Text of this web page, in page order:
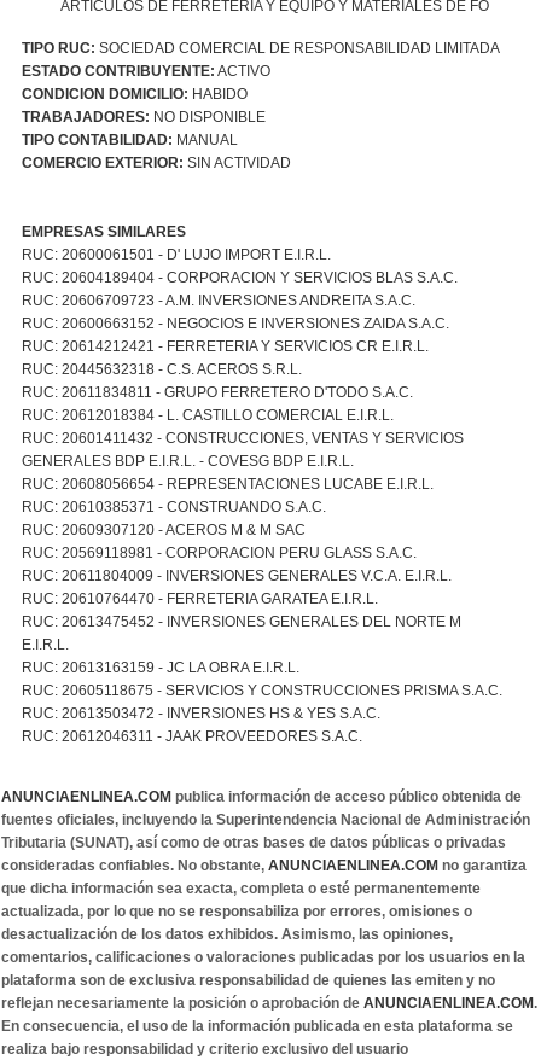
ARTICULOS DE FERRETERIA Y EQUIPO Y MATERIALES DE FO
TIPO RUC: SOCIEDAD COMERCIAL DE RESPONSABILIDAD LIMITADA
ESTADO CONTRIBUYENTE: ACTIVO
CONDICION DOMICILIO: HABIDO
TRABAJADORES: NO DISPONIBLE
TIPO CONTABILIDAD: MANUAL
COMERCIO EXTERIOR: SIN ACTIVIDAD
EMPRESAS SIMILARES
RUC: 20600061501 - D' LUJO IMPORT E.I.R.L.
RUC: 20604189404 - CORPORACION Y SERVICIOS BLAS S.A.C.
RUC: 20606709723 - A.M. INVERSIONES ANDREITA S.A.C.
RUC: 20600663152 - NEGOCIOS E INVERSIONES ZAIDA S.A.C.
RUC: 20614212421 - FERRETERIA Y SERVICIOS CR E.I.R.L.
RUC: 20445632318 - C.S. ACEROS S.R.L.
RUC: 20611834811 - GRUPO FERRETERO D'TODO S.A.C.
RUC: 20612018384 - L. CASTILLO COMERCIAL E.I.R.L.
RUC: 20601411432 - CONSTRUCCIONES, VENTAS Y SERVICIOS
GENERALES BDP E.I.R.L. - COVESG BDP E.I.R.L.
RUC: 20608056654 - REPRESENTACIONES LUCABE E.I.R.L.
RUC: 20610385371 - CONSTRUANDO S.A.C.
RUC: 20609307120 - ACEROS M & M SAC
RUC: 20569118981 - CORPORACION PERU GLASS S.A.C.
RUC: 20611804009 - INVERSIONES GENERALES V.C.A. E.I.R.L.
RUC: 20610764470 - FERRETERIA GARATEA E.I.R.L.
RUC: 20613475452 - INVERSIONES GENERALES DEL NORTE M
E.I.R.L.
RUC: 20613163159 - JC LA OBRA E.I.R.L.
RUC: 20605118675 - SERVICIOS Y CONSTRUCCIONES PRISMA S.A.C.
RUC: 20613503472 - INVERSIONES HS & YES S.A.C.
RUC: 20612046311 - JAAK PROVEEDORES S.A.C.
ANUNCIAENLINEA.COM publica información de acceso público obtenida de
fuentes oficiales, incluyendo la Superintendencia Nacional de Administración
Tributaria (SUNAT), así como de otras bases de datos públicas o privadas
consideradas confiables. No obstante, ANUNCIAENLINEA.COM no garantiza
que dicha información sea exacta, completa o esté permanentemente
actualizada, por lo que no se responsabiliza por errores, omisiones o
desactualización de los datos exhibidos. Asimismo, las opiniones,
comentarios, calificaciones o valoraciones publicadas por los usuarios en la
plataforma son de exclusiva responsabilidad de quienes las emiten y no
reflejan necesariamente la posición o aprobación de ANUNCIAENLINEA.COM.
En consecuencia, el uso de la información publicada en esta plataforma se
realiza bajo responsabilidad y criterio exclusivo del usuario